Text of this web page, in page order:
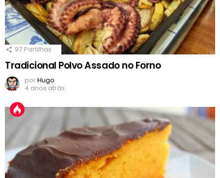
97 Partilhas
Tradicional Polvo Assado no Forno
porHugo
4 anos atrás